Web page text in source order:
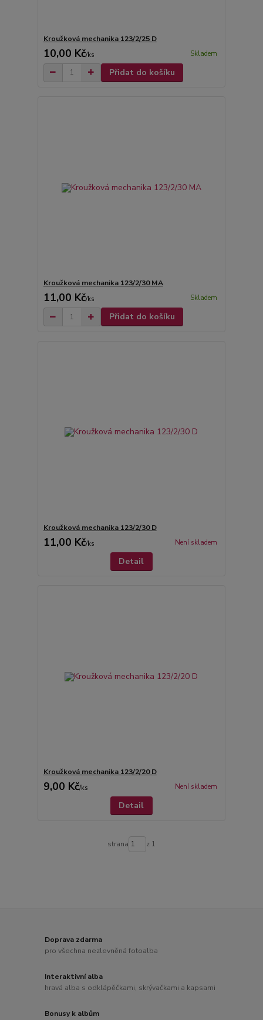
Kroužková mechanika 123/2/25 D
10,00 Kč/ks Skladem
Přidat do košíku
Kroužková mechanika 123/2/30 MA
11,00 Kč/ks Skladem
Přidat do košíku
Kroužková mechanika 123/2/30 D
11,00 Kč/ks Není skladem
Detail
Kroužková mechanika 123/2/20 D
9,00 Kč/ks Není skladem
Detail
strana z 1
Doprava zdarma
pro všechna nezlevněná fotoalba
Interaktivní alba
hravá alba s odklápěčkami, skrývačkami a kapsami
Bonusy k albům